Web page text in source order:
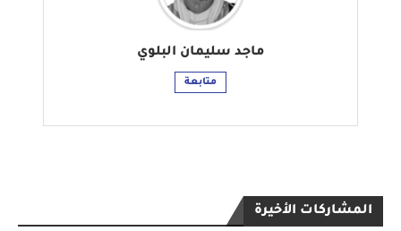
ماجد سليمان البلوي
متابعة
المشاركات الأخيرة